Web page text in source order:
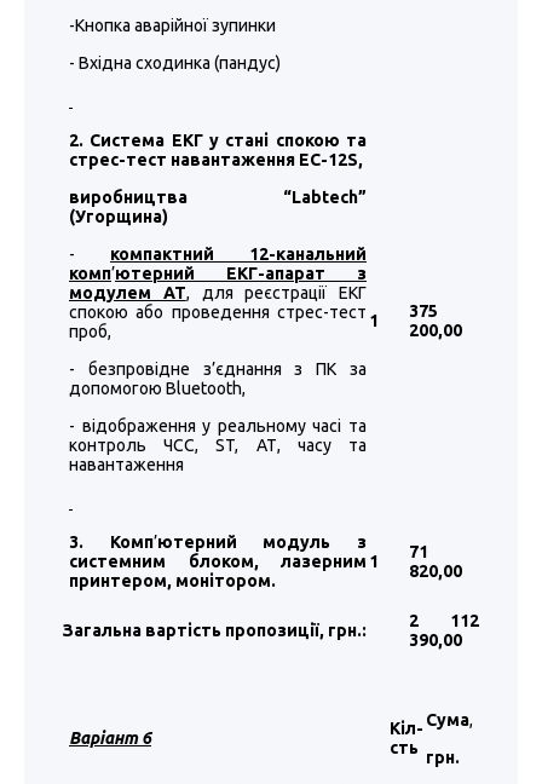
-Кнопка аварійної зупинки
- Вхідна сходинка (пандус)
2. Система ЕКГ у стані спокою та
стрес-тест навантаження EC-12S,
виробництва “Labtech”
(Угорщина)
- компактний 12-канальний
комп’ютерний ЕКГ-апарат з
модулем АТ, для реєстрації ЕКГ
спокою або проведення стрес-тест
проб,
- безпровідне з’єднання з ПК за
допомогою Bluetooth,
- відображення у реальному часі та
контроль ЧСС, ST, АТ, часу та
навантаження
1
375
200,00
3. Комп’ютерний модуль з
системним блоком, лазерним
принтером, монітором.
1
71
820,00
Загальна вартість пропозиції, грн.:
2 112
390,00
Варіант 6
Кіл-
сть
Сума,
грн.